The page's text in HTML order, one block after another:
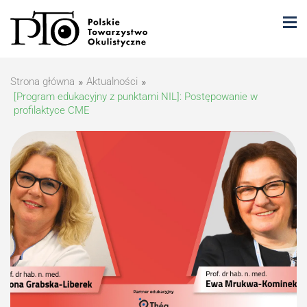
Strona główna » Aktualności »
[Program edukacyjny z punktami NIL]: Postępowanie w
profilaktyce CME